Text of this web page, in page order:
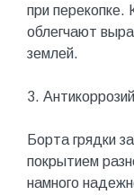
при перекопке.
облегчают
землей.
3.
Борта грядки
покрытием
намного